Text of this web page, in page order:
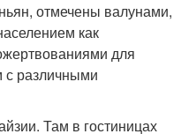
отмечены валунами,
как
для
с различными
Там в гостиницах